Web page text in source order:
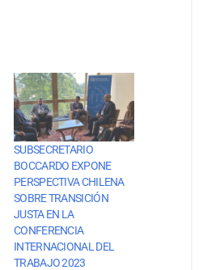
SUBSECRETARIO
BOCCARDO EXPONE
PERSPECTIVA CHILENA
SOBRE TRANSICIÓN
JUSTA EN LA
CONFERENCIA
INTERNACIONAL DEL
TRABAJO 2023